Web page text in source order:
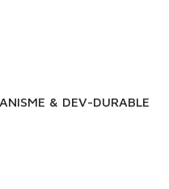
& DEV-DURABLE